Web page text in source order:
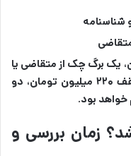
میلیون تومان، یک برگ چک از متقاضی یا
ضامن کافی است و برای وام تا سقف ۲۲۰ میلیون تومان، دو
بود.
زمان بررسی و